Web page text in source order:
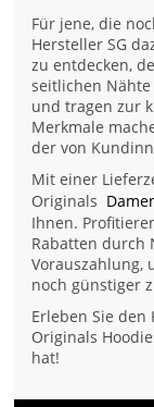
Für jene, die
Hersteller SG
zu entdecken,
seitlichen
und tragen zur
Merkmale
der von
Mit einer
Originals
Ihnen.
Rabatten durch
Vorauszahlung,
noch günstiger
Erleben Sie
Originals
hat!